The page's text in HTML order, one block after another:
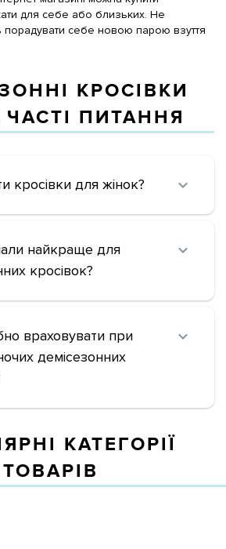
для себе або близьких. Не
порадувати себе новою парою взуття
КРОСІВКИ
ЧАСТІ ПИТАННЯ
кросівки для жінок?
найкраще для
кросівок?
враховувати при
демісезонних
КАТЕГОРІЇ
ТОВАРІВ